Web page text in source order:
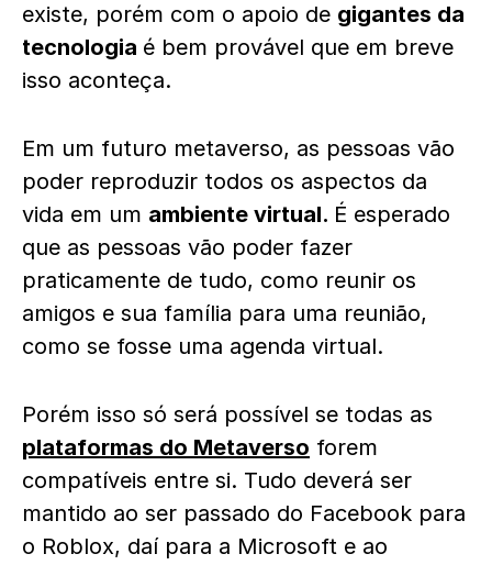
existe, porém com o apoio de gigantes da
tecnologia é bem provável que em breve
isso aconteça.
Em um futuro metaverso, as pessoas vão
poder reproduzir todos os aspectos da
vida em um ambiente virtual. É esperado
que as pessoas vão poder fazer
praticamente de tudo, como reunir os
amigos e sua família para uma reunião,
como se fosse uma agenda virtual.
Porém isso só será possível se todas as
plataformas do Metaverso forem
compatíveis entre si. Tudo deverá ser
mantido ao ser passado do Facebook para
o Roblox, daí para a Microsoft e ao